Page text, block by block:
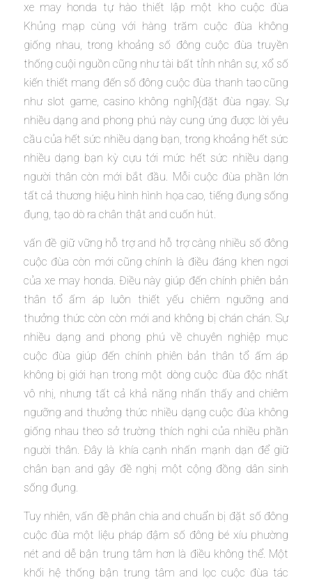
xe may honda tự hào thiết lập một kho cuộc đùa
Khủng mạp cùng với hàng trăm cuộc đùa không
giống nhau, trong khoảng số đông cuộc đùa truyền
thống cuội nguồn cũng như tài bất tỉnh nhân sự, xổ số
kiến thiết mang đến số đông cuộc đùa thanh tao cũng
như slot game, casino không nghỉ}{đặt đùa ngay. Sự
nhiều dạng and phong phú này cung ứng được lời yêu
cầu của hết sức nhiều dạng bạn, trong khoảng hết sức
nhiều dạng bạn kỳ cựu tới mức hết sức nhiều dạng
người thân còn mới bắt đầu. Mỗi cuộc đùa phần lớn
tất cả thương hiệu hình hình họa cao, tiếng đụng sống
đụng, tạo dò ra chân thật and cuốn hút.
vấn đề giữ vững hỗ trợ and hỗ trợ càng nhiều số đông
cuộc đùa còn mới cũng chính là điều đáng khen ngơi
của xe may honda. Điều này giúp đến chính phiên bản
thân tổ ấm áp luôn thiết yếu chiêm ngưỡng and
thưởng thức còn còn mới and không bị chán chán. Sự
nhiều dạng and phong phú về chuyên nghiệp mục
cuộc đùa giúp đến chính phiên bản thân tổ ấm áp
không bị giới hạn trong một dòng cuộc đùa độc nhất
vô nhị, nhưng tất cả khả năng nhấn thấy and chiêm
ngưỡng and thưởng thức nhiều dạng cuộc đùa không
giống nhau theo sở trường thích nghi của nhiều phần
người thân. Đây là khía cạnh nhấn mạnh dạn để giữ
chân bạn and gây đề nghị một cộng đồng dân sinh
sống đụng.
Tuy nhiên, vấn đề phân chia and chuẩn bị đặt số đông
cuộc đùa một liệu pháp đậm số đông bé xíu phường
nét and dễ bận trung tâm hơn là điều không thể. Một
khối hệ thống bận trung tâm and lọc cuộc đùa tác